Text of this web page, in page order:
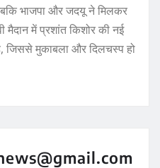
भाजपा और जदयू ने मिलकर
मैदान में प्रशांत किशोर की नई
जिससे मुकाबला और दिलचस्प हो